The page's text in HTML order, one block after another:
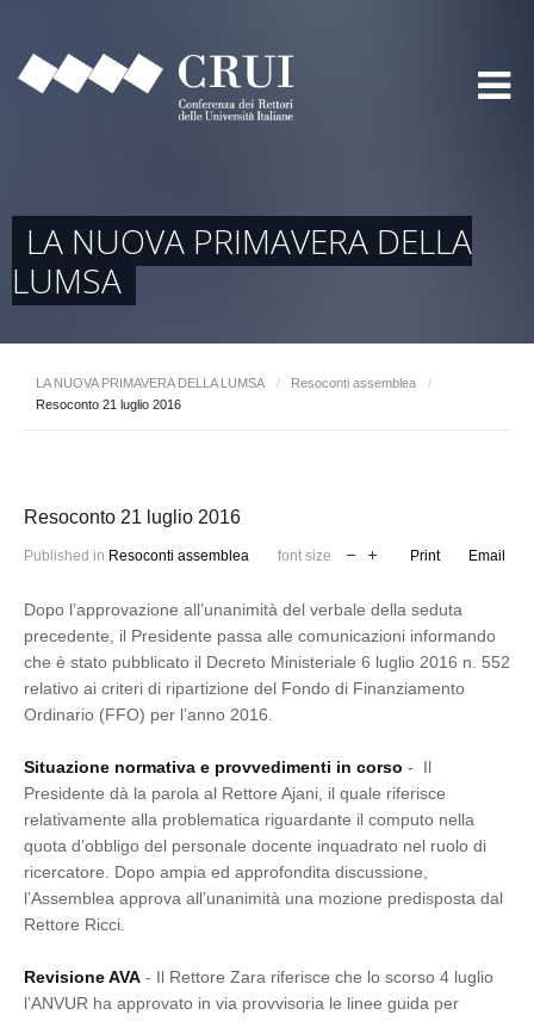
LA NUOVA PRIMAVERA DELLA
LUMSA
LA NUOVA PRIMAVERA DELLA LUMSA / Resoconti assemblea
/
Resoconto 21 luglio 2016
Resoconto 21 luglio 2016
Published in Resoconti assemblea font size Print Email
Dopo l’approvazione all’unanimità del verbale della seduta
precedente, il Presidente passa alle comunicazioni informando
che è stato pubblicato il Decreto Ministeriale 6 luglio 2016 n. 552
relativo ai criteri di ripartizione del Fondo di Finanziamento
Ordinario (FFO) per l’anno 2016.
Situazione normativa e provvedimenti in corso - Il
Presidente dà la parola al Rettore Ajani, il quale riferisce
relativamente alla problematica riguardante il computo nella
quota d’obbligo del personale docente inquadrato nel ruolo di
ricercatore. Dopo ampia ed approfondita discussione,
l’Assemblea approva all’unanimità una mozione predisposta dal
Rettore Ricci.
Revisione AVA - Il Rettore Zara riferisce che lo scorso 4 luglio
l’ANVUR ha approvato in via provvisoria le linee guida per